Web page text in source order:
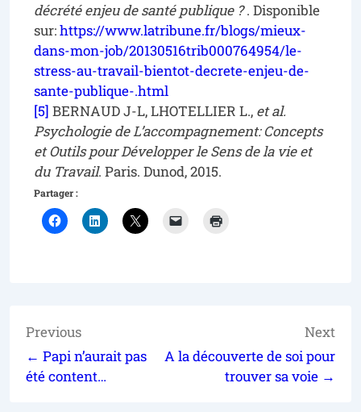
décrété enjeu de santé publique ?. Disponible
sur:https://www.latribune.fr/blogs/mieux-
dans-mon-job/20130516trib000764954/le-
stress-au-travail-bientot-decrete-enjeu-de-
sante-publique-.html
[5] BERNAUD J-L, LHOTELLIER L., et al.
Psychologie de L’accompagnement: Concepts
et Outils pour Développer le Sens de la vie et
du Travail. Paris. Dunod, 2015.
Partager :
Previous
← Papi n’aurait pas
été content…
Next
A la découverte de soi pour
trouver sa voie →